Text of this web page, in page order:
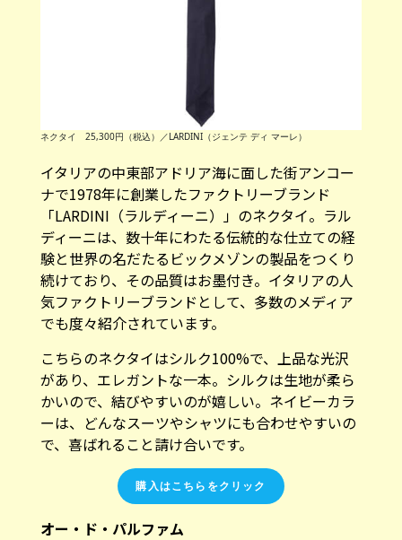
ネクタイ 25,300円（税込）／LARDINI（ジェンテ ディ マーレ）
イタリアの中東部アドリア海に面した街アンコー
ナで1978年に創業したファクトリーブランド
「LARDINI（ラルディーニ）」のネクタイ。ラル
ディーニは、数十年にわたる伝統的な仕立ての経
験と世界の名だたるビックメゾンの製品をつくり
続けており、その品質はお墨付き。イタリアの人
気ファクトリーブランドとして、多数のメディア
でも度々紹介されています。
こちらのネクタイはシルク100%で、上品な光沢
があり、エレガントな一本。シルクは生地が柔ら
かいので、結びやすいのが嬉しい。ネイビーカラ
ーは、どんなスーツやシャツにも合わせやすいの
で、喜ばれること請け合いです。
購入はこちらをクリック
オー・ド・パルファム